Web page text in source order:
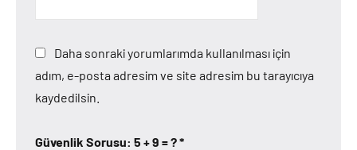
Daha sonraki yorumlarımda kullanılması için
adım, e-posta adresim ve site adresim bu tarayıcıya
kaydedilsin.
Güvenlik Sorusu: 5 + 9 = ?*